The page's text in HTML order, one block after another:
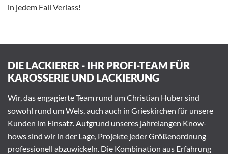
in jedem Fall Verlass!
DIE LACKIERER - IHR PROFI-TEAM FÜR
KAROSSERIE UND LACKIERUNG
Wir, das engagierte Team rund um Christian Huber sind
sowohl rund um Wels, auch auch in Grieskirchen für unsere
Kunden im Einsatz. Aufgrund unseres jahrelangen Know-
hows sind wir in der Lage, Projekte jeder Größenordnung
professionell abzuwickeln. Die Kombination aus Erfahrung